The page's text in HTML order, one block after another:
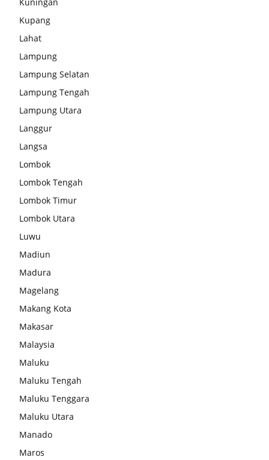
Kupang
Lahat
Lampung
Lampung Selatan
Lampung Tengah
Lampung Utara
Langgur
Langsa
Lombok
Lombok Tengah
Lombok Timur
Lombok Utara
Luwu
Madiun
Madura
Magelang
Makang Kota
Makasar
Malaysia
Maluku
Maluku Tengah
Maluku Tenggara
Maluku Utara
Manado
Maros